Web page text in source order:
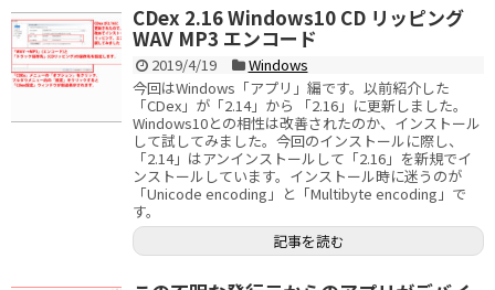
CDex 2.16 Windows10 CD リッピング
WAV MP3 エンコード
2019/4/19
Windows
今回はWindows「アプリ」編です。以前紹介した
「CDex」が「2.14」から 「2.16」に更新しました。
Windows10との相性は改善されたのか、インストール
して試してみました。今回のインストールに際し、
「2.14」はアンインストールして「2.16」を新規でイ
ンストールしています。インストール時に迷うのが
「Unicode encoding」と「Multibyte encoding」で
す。
記事を読む